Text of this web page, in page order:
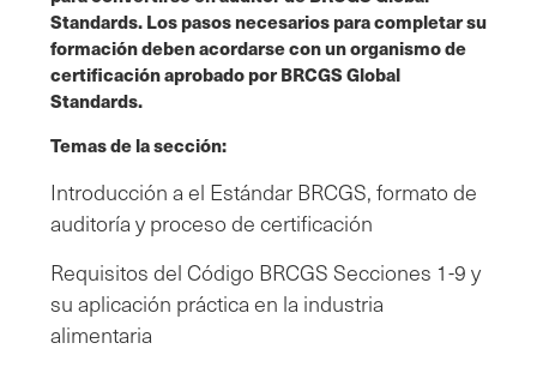
Standards. Los pasos necesarios para completar su
formación deben acordarse con un organismo de
certificación aprobado por BRCGS Global
Standards.
Temas de la sección:
Introducción a el Estándar BRCGS, formato de
auditoría y proceso de certificación
Requisitos del Código BRCGS Secciones 1-9 y
su aplicación práctica en la industria
alimentaria